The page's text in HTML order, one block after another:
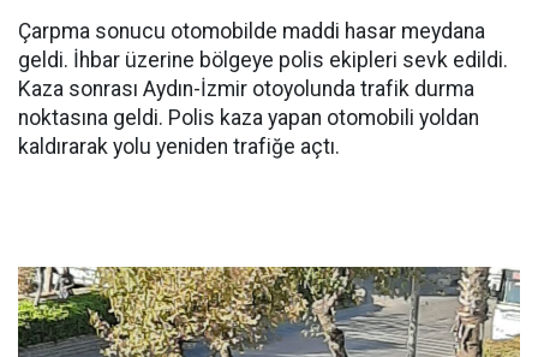
Çarpma sonucu otomobilde maddi hasar meydana
geldi. İhbar üzerine bölgeye polis ekipleri sevk edildi.
Kaza sonrası Aydın-İzmir otoyolunda trafik durma
noktasına geldi. Polis kaza yapan otomobili yoldan
kaldırarak yolu yeniden trafiğe açtı.